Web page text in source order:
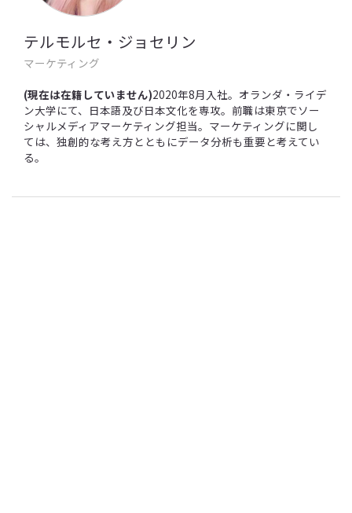
テルモルセ・ジョセリン
マーケティング
(現在は在籍していません)2020年8月入社。オランダ・ライデ
ン大学にて、日本語及び日本文化を専攻。前職は東京でソー
シャルメディアマーケティング担当。マーケティングに関し
ては、独創的な考え方とともにデータ分析も重要と考えてい
る。